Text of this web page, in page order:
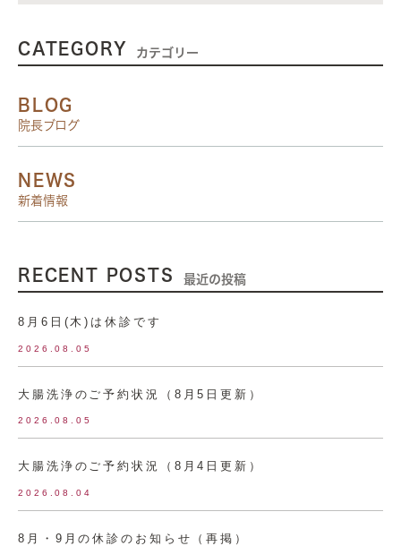
CATEGORY カテゴリー
BLOG
院長ブログ
NEWS
新着情報
RECENT POSTS 最近の投稿
8月6日(木)は休診です
2026.08.05
大腸洗浄のご予約状況（8月5日更新）
2026.08.05
大腸洗浄のご予約状況（8月4日更新）
2026.08.04
8月・9月の休診のお知らせ（再掲）